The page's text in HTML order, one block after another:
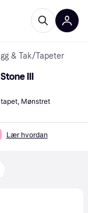
& Tak/Tapeter
III
Mønstret
Lær hvordan